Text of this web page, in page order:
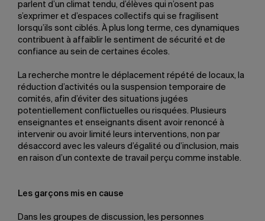
parlent d’un climat tendu, d’élèves qui n’osent pas
s’exprimer et d’espaces collectifs qui se fragilisent
lorsqu’ils sont ciblés. À plus long terme, ces dynamiques
contribuent à affaiblir le sentiment de sécurité et de
confiance au sein de certaines écoles.
La recherche montre le déplacement répété de locaux, la
réduction d’activités ou la suspension temporaire de
comités, afin d’éviter des situations jugées
potentiellement conflictuelles ou risquées. Plusieurs
enseignantes et enseignants disent avoir renoncé à
intervenir ou avoir limité leurs interventions, non par
désaccord avec les valeurs d’égalité ou d’inclusion, mais
en raison d’un contexte de travail perçu comme instable.
Les garçons mis en cause
Dans les groupes de discussion, les personnes